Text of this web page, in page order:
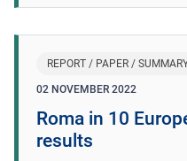
REPORT / PAPER /
02 NOVEMBER 2022
Roma in 10
results